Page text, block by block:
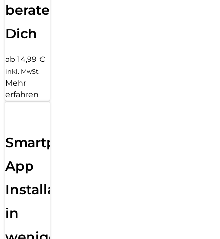
beraten
Dich
ab 14,99 €
inkl. MwSt.
Mehr
erfahren
Smartphone
App
Installation
in